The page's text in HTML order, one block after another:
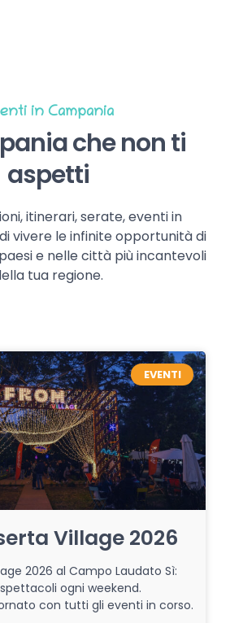
in Campania
che non ti
aspetti
itinerari, serate, eventi in
vivere le infinite opportunità di
e nelle città più incantevoli
tua regione.
EVENTI
Village 2026
2026 al Campo Laudato Sì:
ogni weekend.
con tutti gli eventi in corso.